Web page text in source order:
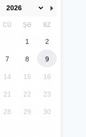
CÜ ŞƏ BZ
1 2
7 8 9
14 15 16
21 22 23
28 29 30